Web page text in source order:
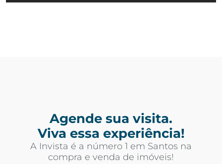
Agende sua visita.
Viva essa experiência!
A Invista é a número 1 em Santos na
compra e venda de imóveis!